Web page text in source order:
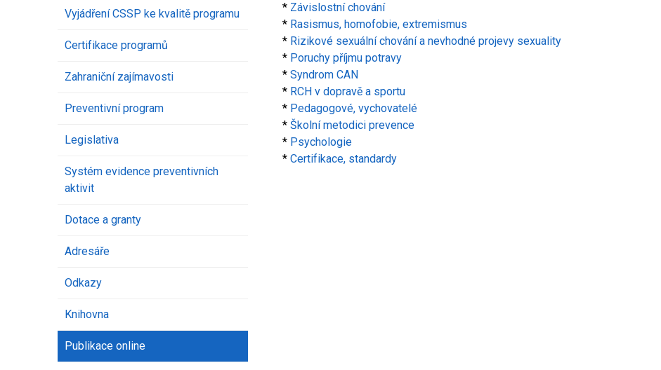
Vyjádření CSSP ke kvalitě programu
Certifikace programů
Zahraniční zajímavosti
Preventivní program
Legislativa
Systém evidence preventivních
aktivit
Dotace a granty
Adresáře
Odkazy
Knihovna
Publikace online
* Závislostní chování
* Rasismus, homofobie, extremismus
* Rizikové sexuální chování a nevhodné projevy sexuality
* Poruchy příjmu potravy
*Syndrom CAN
* RCH v dopravě a sportu
* Pedagogové, vychovatelé
*Školní metodici prevence
* Psychologie
*Certifikace, standardy